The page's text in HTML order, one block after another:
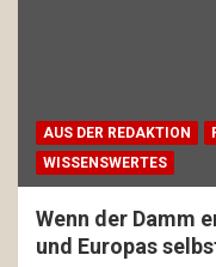
AUS DER REDAKTION
WISSENSWERTES
Wenn der Damm
und Europas